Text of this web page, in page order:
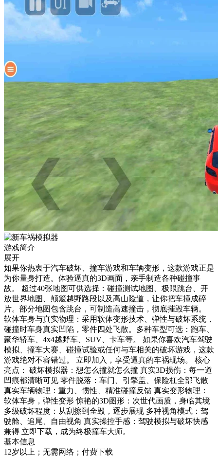
游戏简介
展开
如果你热衷于汽车破坏、撞车游戏和车辆变形，这款游戏正是
为你量身打造。体验逼真的3D画面，亲手制造各种碰撞事
故。 超过40张地图可供选择：碰撞测试地图、极限跳台、开
放世界地图、颠簸越野路段以及高山险道，让你把车撞成碎
片。部分地图包含跳台，可制造高速撞击，彻底摧毁车辆。
软体车身与真实物理：采用软体变形技术、弹性与破坏系统，
碰撞时车身真实凹陷，零件四处飞散。多种车型可选：跑车、
豪华轿车、4x4越野车、SUV、卡车等。 如果你喜欢汽车驾驶
模拟、撞车大赛、碰撞试验或任何与车相关的破坏游戏，这款
游戏绝对不容错过。 立即加入，享受逼真的车祸现场。 核心
亮点： 破坏模拟器：想怎么撞就怎么撞 真实3D损伤：每一道
凹痕都清晰可见 零件脱落：车门、引擎盖、保险杠全部飞散
真实车辆物理：重力、惯性、精准碰撞反馈 真实变形物理：
软体车身，弹性变形 惊艳的3D图形：次世代画质，身临其境
多级破坏程度：从刮擦到全毁，逐步展现 多种视角模式：驾
驶舱、追尾、自由视角 真实操控手感：驾驶模拟与破坏快感
兼得 立即下载，成为终极撞车大师。
基本信息
12岁以上；无需网络；付费下载